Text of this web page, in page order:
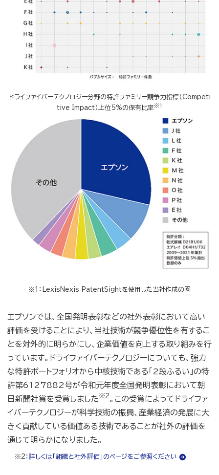
ドライファイバーテクノロジー分野の特許ファミリー競争力指標（Competi
tive Impact）上位5%の保有 比率※1
※1：LexisNexis PatentSightを使用した当社作成の図
エプソンでは、全国発明表彰などの社外表彰において高い
評価を受けることにより、当社技術が競争優位性を有するこ
とを対外的に明らかにし、企業価値を向上する取り組みを行
っています。ドライファイバーテクノロジーについても、強力
な特許ポートフォリオから中核技術である「2段ふるい」の特
許第6127882号が令和元年度全国発明表彰において朝
日新聞社賞を受賞しま した ※2。この受賞によってドライファ
イバーテクノロジーが科学技術の振興、産業経済の発展に大
きく貢献している価値ある技術であることが社外の評価を
通じて明らかになりました。
※2： 詳しくは「組織と社外評価」のページをご参照ください